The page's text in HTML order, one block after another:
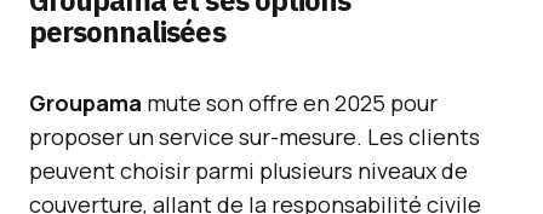
personnalisées
Groupama mute son offre en 2025 pour
proposer un service sur-mesure. Les clients
peuvent choisir parmi plusieurs niveaux de
couverture, allant de la responsabilité civile